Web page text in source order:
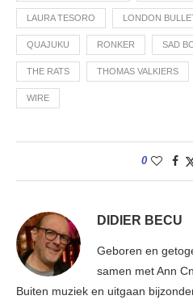
LAURA TESORO LONDON
QUAJUKU RONKER SAD
THE RATS THOMAS VALKIERS
WIRE
0
DIDIER BECU
Geboren en
samen met Ann
Buiten muziek en uitgaan